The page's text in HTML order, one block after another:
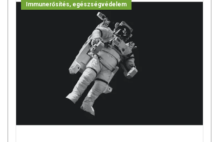
Immunerősítés, egészségvédelem